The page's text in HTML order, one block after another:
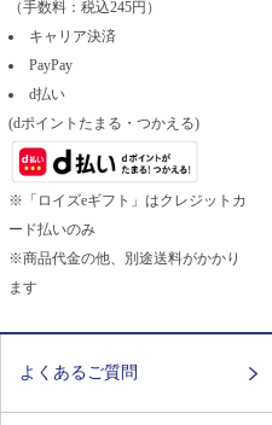
（手数料：税込245円）
キャリア決済
PayPay
d払い
(dポイントたまる・つかえる)
※「ロイズeギフト」はクレジットカ
ード払いのみ
※商品代金の他、別途送料がかかり
ます
よくあるご質問